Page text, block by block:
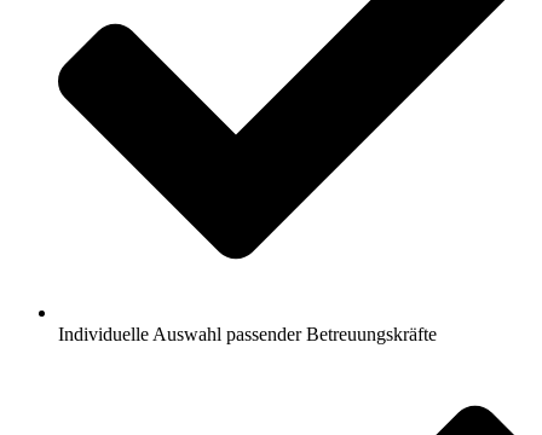
Individuelle Auswahl passender Betreuungskräfte